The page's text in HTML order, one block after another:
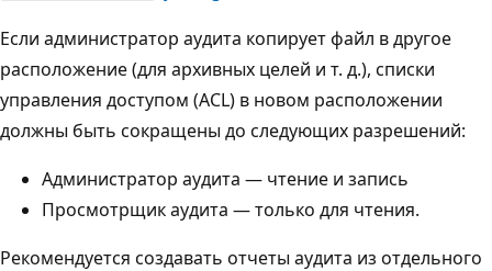
Если администратор аудита копирует файл в другое
расположение (для архивных целей и т. д.), списки
управления доступом (ACL) в новом расположении
должны быть сокращены до следующих разрешений:
Администратор аудита — чтение и запись
Просмотрщик аудита — только для чтения.
Рекомендуется создавать отчеты аудита из отдельного